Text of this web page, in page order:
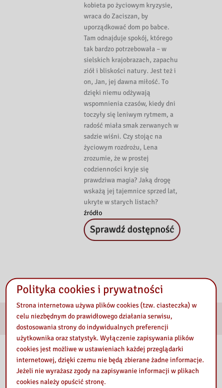
kobieta po życiowym kryzysie,
wraca do Zaciszan, by
uporządkować dom po babce.
Tam odnajduje spokój, którego
tak bardzo potrzebowała – w
sielskich krajobrazach, zapachu
ziół i bliskości natury. Jest też i
on, Jan, jej dawna miłość. To
dzięki niemu odżywają
wspomnienia czasów, kiedy dni
toczyły się leniwym rytmem, a
radość miała smak zerwanych w
sadzie wiśni. Czy stojąc na
życiowym rozdrożu, Lena
zrozumie, że w prostej
codzienności kryje się
prawdziwa magia? Jaką drogę
wskażą jej tajemnice sprzed lat,
ukryte w starych listach?
źródło
E-usługi
Nasza biblioteka
Polityka cookies i prywatności
Strona internetowa używa plików cookies (tzw. ciasteczka) w
celu niezbędnym do prawidłowego działania serwisu,
dostosowania strony do indywidualnych preferencji
użytkownika oraz statystyk. Wyłączenie zapisywania plików
cookies jest możliwe w ustawieniach każdej przeglądarki
internetowej, dzięki czemu nie będą zbierane żadne informacje.
Jeżeli nie wyrażasz zgody na zapisywanie informacji w plikach
cookies należy opuścić stronę.